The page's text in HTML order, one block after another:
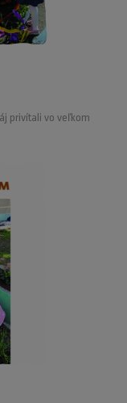
privítali vo veľkom